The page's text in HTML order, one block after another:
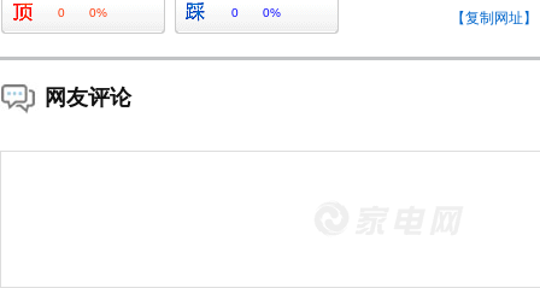
0 0% 0 0% 【复制网址】
网友评论